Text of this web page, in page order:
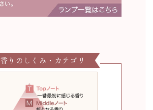
香りのしくみ・カテゴリ